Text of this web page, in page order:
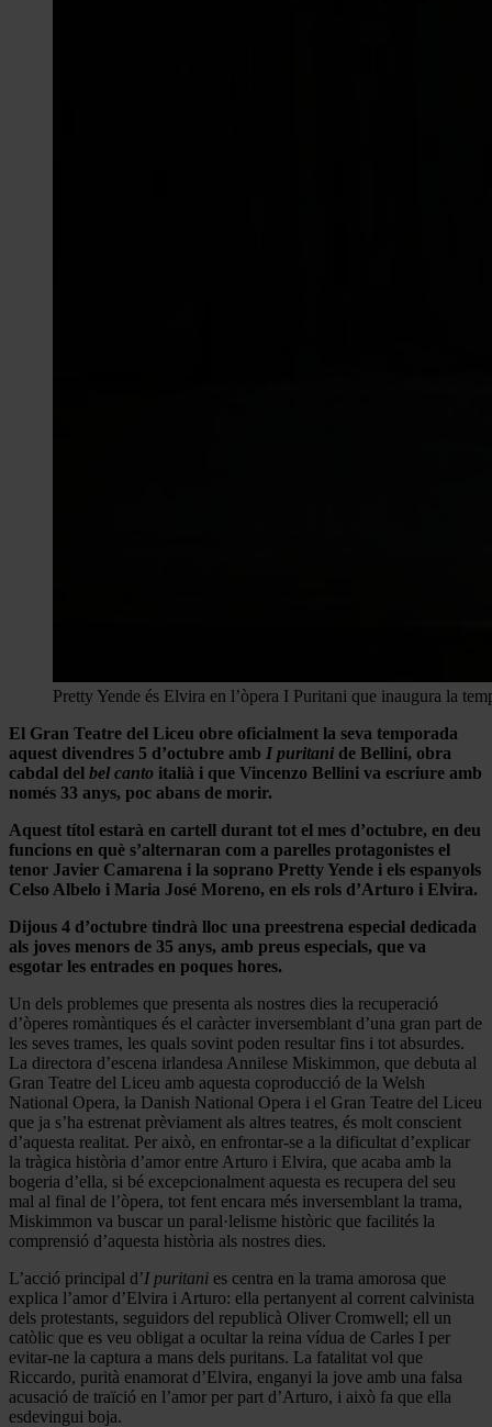
Pretty Yende és Elvira en l’òpera I Puritani que inaugura la
El Gran Teatre del Liceu obre oficialment la seva temporada
aquest divendres 5 d’octubre amb I puritani de Bellini, obra
cabdal del bel canto italià i que Vincenzo Bellini va escriure amb
només 33 anys, poc abans de morir.
Aquest títol estarà en cartell durant tot el mes d’octubre, en deu
funcions en què s’alternaran com a parelles protagonistes el
tenor Javier Camarena i la soprano Pretty Yende i els espanyols
Celso Albelo i Maria José Moreno, en els rols d’Arturo i Elvira.
Dijous 4 d’octubre tindrà lloc una preestrena especial dedicada
als joves menors de 35 anys, amb preus especials, que va
esgotar les entrades en poques hores.
Un dels problemes que presenta als nostres dies la recuperació
d’òperes romàntiques és el caràcter inversemblant d’una gran part de
les seves trames, les quals sovint poden resultar fins i tot absurdes.
La directora d’escena irlandesa Annilese Miskimmon, que debuta al
Gran Teatre del Liceu amb aquesta coproducció de la Welsh
National Opera, la Danish National Opera i el Gran Teatre del Liceu
que ja s’ha estrenat prèviament als altres teatres, és molt conscient
d’aquesta realitat. Per això, en enfrontar-se a la dificultat d’explicar
la tràgica història d’amor entre Arturo i Elvira, que acaba amb la
bogeria d’ella, si bé excepcionalment aquesta es recupera del seu
mal al final de l’òpera, tot fent encara més inversemblant la trama,
Miskimmon va buscar un paral·lelisme històric que facilités la
comprensió d’aquesta història als nostres dies.
L’acció principal d’I puritani es centra en la trama amorosa que
explica l’amor d’Elvira i Arturo: ella pertanyent al corrent calvinista
dels protestants, seguidors del republicà Oliver Cromwell; ell un
catòlic que es veu obligat a ocultar la reina vídua de Carles I per
evitar-ne la captura a mans dels puritans. La fatalitat vol que
Riccardo, purità enamorat d’Elvira, enganyi la jove amb una falsa
acusació de traïció en l’amor per part d’Arturo, i això fa que ella
esdevingui boja.